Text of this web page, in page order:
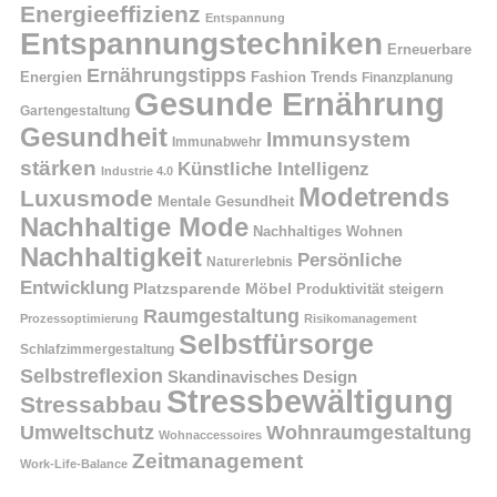
Energieeffizienz Entspannung
Entspannungstechniken Erneuerbare
Energien Ernährungstipps Fashion Trends Finanzplanung
Gartengestaltung Gesunde Ernährung
Gesundheit Immunabwehr Immunsystem
stärken
Industrie 4.0 Künstliche Intelligenz
Luxusmode Mentale Gesundheit Modetrends
Nachhaltige Mode Nachhaltiges Wohnen
Nachhaltigkeit Naturerlebnis Persönliche
Entwicklung Platzsparende Möbel Produktivität steigern
Prozessoptimierung Raumgestaltung Risikomanagement
Schlafzimmergestaltung Selbstfürsorge
Selbstreflexion Skandinavisches Design
Stressabbau Stressbewältigung
Umweltschutz Wohnaccessoires Wohnraumgestaltung
Work-Life-Balance Zeitmanagement